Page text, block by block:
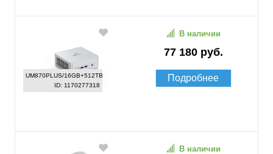
UM870PLUS/16GB+512TB
ID: 1170277318
77 180 руб.
В наличии
Подробнее
В наличии